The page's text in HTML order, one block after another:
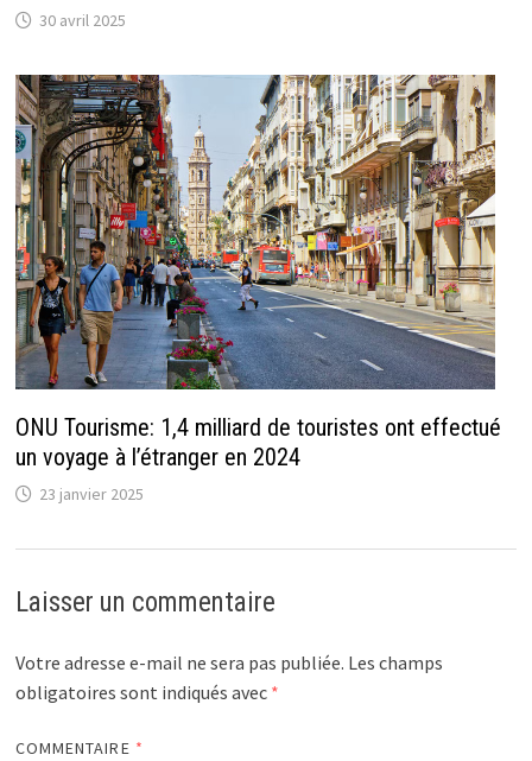
30 avril 2025
ONU Tourisme: 1,4 milliard de touristes ont effectué
un voyage à l’étranger en 2024
23 janvier 2025
Laisser un commentaire
Votre adresse e-mail ne sera pas publiée. Les champs
obligatoires sont indiqués avec *
COMMENTAIRE *